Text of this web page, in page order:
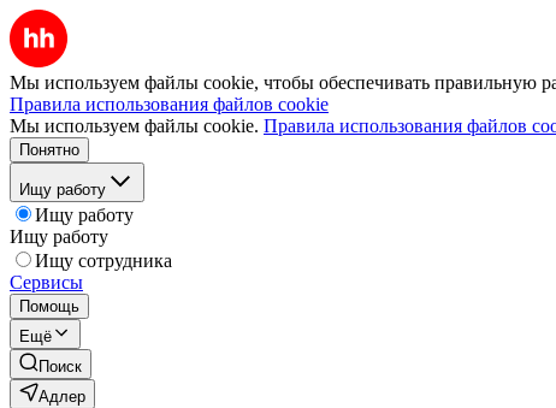
Мы используем файлы cookie, чтобы обеспечивать правильную
Правила использования файлов cookie
Мы используем файлы cookie. Правила использования файлов
Понятно
Ищу работу
Ищу работу
Ищу работу
Ищу сотрудника
Сервисы
Помощь
Ещё
Поиск
Адлер